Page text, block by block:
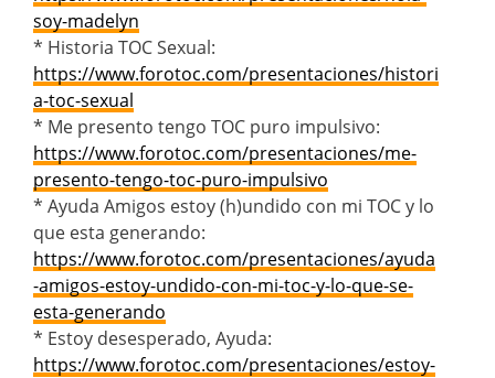
soy-madelyn
* Historia TOC Sexual:
https://www.forotoc.com/presentaciones/histori
a-toc-sexual
* Me presento tengo TOC puro impulsivo:
https://www.forotoc.com/presentaciones/me-
presento-tengo-toc-puro-impulsivo
* Ayuda Amigos estoy (h)undido con mi TOC y lo
que esta generando:
https://www.forotoc.com/presentaciones/ayuda
-amigos-estoy-undido-con-mi-toc-y-lo-que-se-
esta-generando
* Estoy desesperado, Ayuda:
https://www.forotoc.com/presentaciones/estoy-